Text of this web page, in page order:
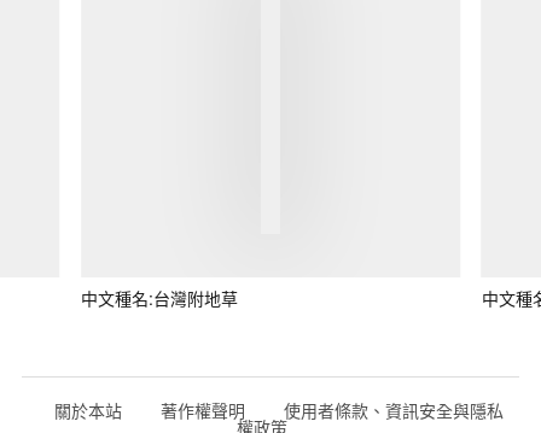
中文種名:台灣附地草 中文種
關於本站 著作權聲明 使用者條款、資訊安全與隱私
權政策